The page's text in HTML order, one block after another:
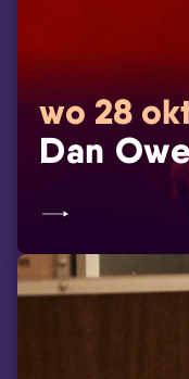
wo 28
Dan